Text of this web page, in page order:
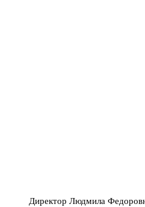
Директор Людмила